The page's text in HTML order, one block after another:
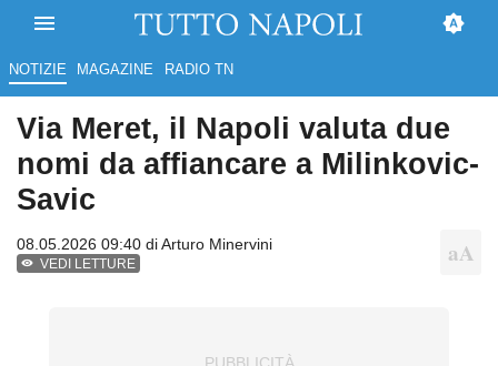
NOTIZIE MAGAZINE RADIO TN
Via Meret, il Napoli valuta due
nomi da affiancare a Milinkovic-
Savic
08.05.2026 09:40 diArturo Minervini
VEDI LETTURE